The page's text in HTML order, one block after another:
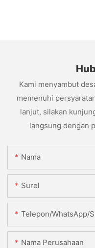
Kami menyambut
memenuhi
lanjut, silakan
langsung dengan
Nama
Surel
Telepon/WhatsApp/
Nama Perusahaan